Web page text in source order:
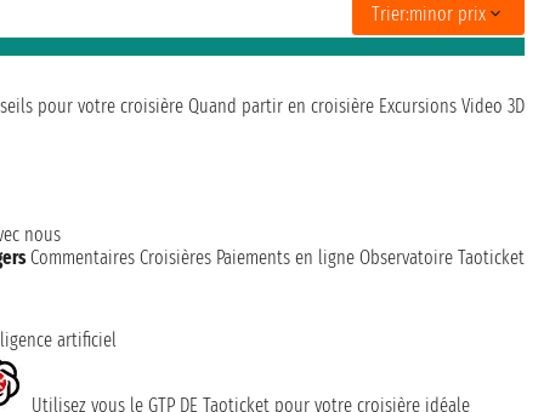
Trier:minor prix
pour votre croisière Quand partir en croisière Excursions Video 3D
nous
Commentaires Croisières Paiements en ligne Observatoire Taoticket
artificiel
Utilisez vous le GTP DE Taoticket pour votre croisière idéale